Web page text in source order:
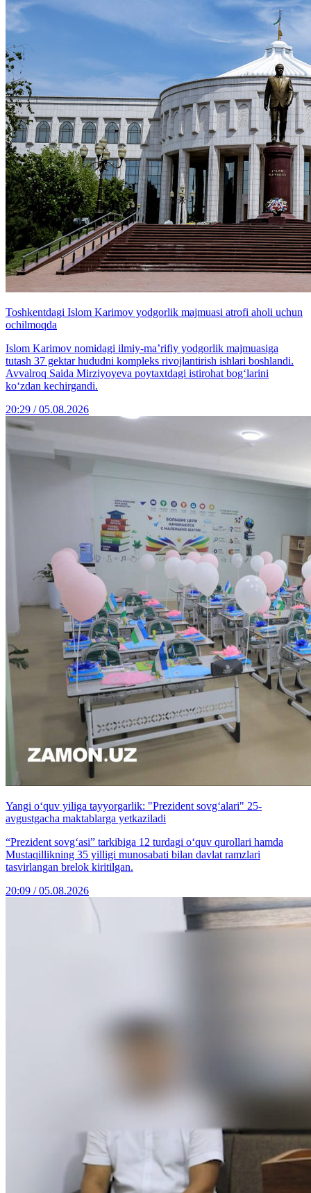
Toshkentdagi Islom Karimov yodgorlik majmuasi atrofi aholi uchun
ochilmoqda
Islom Karimov nomidagi ilmiy-ma’rifiy yodgorlik majmuasiga
tutash 37 gektar hududni kompleks rivojlantirish ishlari boshlandi.
Avvalroq Saida Mirziyoyeva poytaxtdagi istirohat bog‘larini
ko‘zdan kechirgandi.
20:29 / 05.08.2026
Yangi o‘quv yiliga tayyorgarlik: "Prezident sovg‘alari" 25-
avgustgacha maktablarga yetkaziladi
“Prezident sovg‘asi” tarkibiga 12 turdagi o‘quv qurollari hamda
Mustaqillikning 35 yilligi munosabati bilan davlat ramzlari
tasvirlangan brelok kiritilgan.
20:09 / 05.08.2026